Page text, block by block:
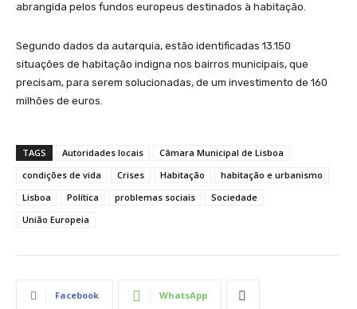
abrangida pelos fundos europeus destinados à habitação.
Segundo dados da autarquia, estão identificadas 13.150
situações de habitação indigna nos bairros municipais, que
precisam, para serem solucionadas, de um investimento de 160
milhões de euros.
TAGS Autoridades locais
Câmara Municipal de Lisboa
condições de vida
Crises Habitação
habitação e urbanismo
Lisboa
Política problemas sociais
Sociedade
União Europeia
Facebook WhatsApp